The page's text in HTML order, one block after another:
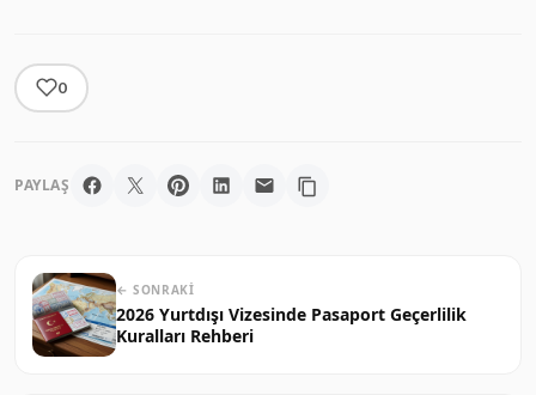
0
PAYLAŞ
← SONRAKI
2026 Yurtdışı Vizesinde Pasaport Geçerlilik
Kuralları Rehberi